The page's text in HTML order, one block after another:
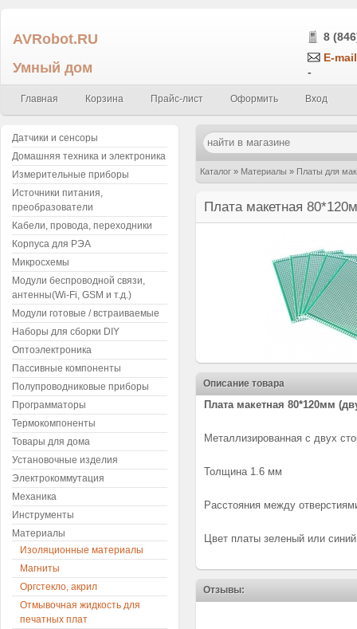
AVRobot.RU
Умный дом
8
E-
-
Главная Корзина Прайс-лист Оформить Вход
Каталог » Материалы » Платы для
Плата макетная
Описание товара
Плата макетная 80*120мм
Металлизированная с двух
Толщина 1.6 мм
Расстояния между
Цвет платы зеленый или синий
Отзывы:
Датчики и сенсоры
Домашняя техника и электроника
Измерительные приборы
Источники питания,
преобразователи
Кабели, провода, переходники
Корпуса для РЭА
Микросхемы
Модули беспроводной связи,
антенны(Wi-Fi, GSM и т.д.)
Модули готовые / встраиваемые
Наборы для сборки DIY
Оптоэлектроника
Пассивные компоненты
Полупроводниковые приборы
Программаторы
Термокомпоненты
Товары для дома
Установочные изделия
Электрокоммутация
Механика
Инструменты
Материалы
Изоляционные материалы
Магниты
Оргстекло, акрил
Отмывочная жидкость для
печатных плат